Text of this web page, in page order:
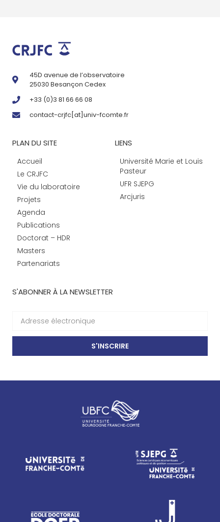
45D avenue de l’observatoire
25030 Besançon Cedex
+33 (0)3 81 66 66 08
contact-crjfc[at]univ-fcomte.fr
PLAN DU SITE
Accueil
Le CRJFC
Vie du laboratoire
Projets
Agenda
Publications
Doctorat – HDR
Masters
Partenariats
LIENS
Université Marie et Louis
Pasteur
UFR SJEPG
Arcjuris
S'ABONNER À LA NEWSLETTER
S'INSCRIRE